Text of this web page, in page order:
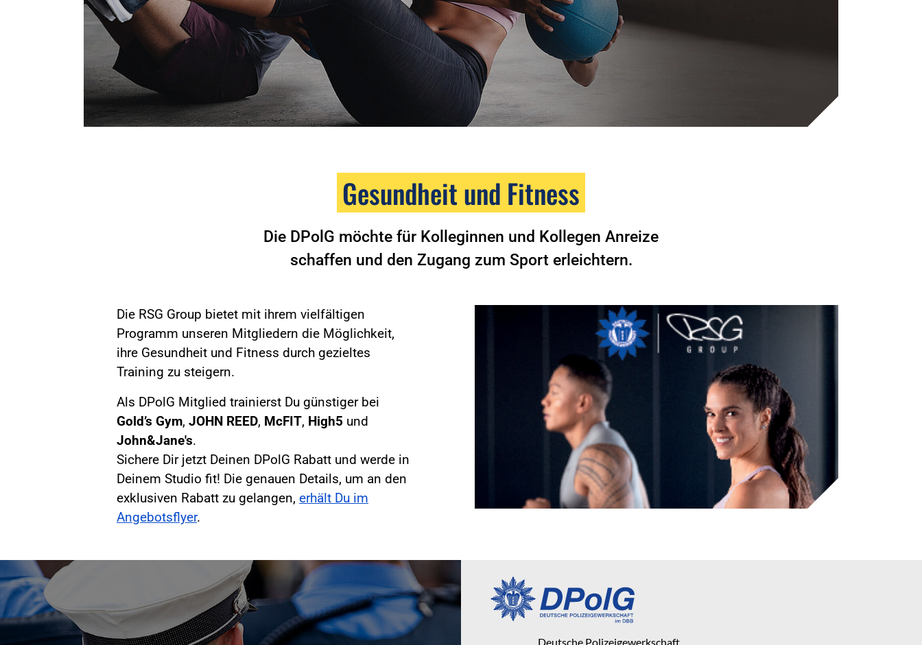
Gesundheit und Fitness
Die DPolG möchte für Kolleginnen und Kollegen Anreize
schaffen und den Zugang zum Sport erleichtern.
Die RSG Group bietet mit ihrem vielfältigen
Programm unseren Mitgliedern die Möglichkeit,
ihre Gesundheit und Fitness durch gezieltes
Training zu steigern.
Als DPolG Mitglied trainierst Du günstiger bei
Gold’s Gym, JOHN REED, McFIT, High5 und
John&Jane's.
Sichere Dir jetzt Deinen DPolG Rabatt und werde in
Deinem Studio fit! Die genauen Details, um an den
exklusiven Rabatt zu gelangen, erhält Du im
Angebotsflyer.
Deutsche Polizeigewerkschaft